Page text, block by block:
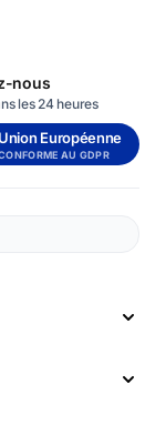
nous
les 24 heures
Union Européenne
AU GDPR